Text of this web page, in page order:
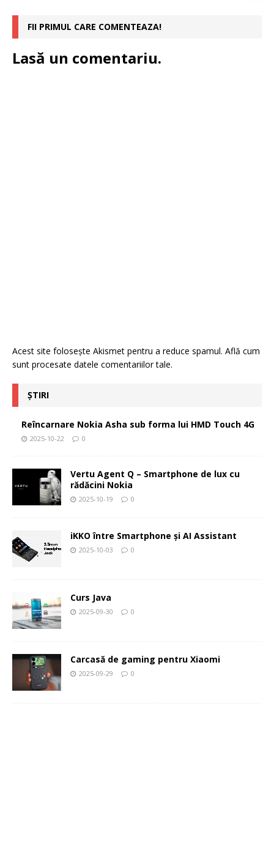
FII PRIMUL CARE COMENTEAZA!
Lasă un comentariu.
Acest site folosește Akismet pentru a reduce spamul. Află cum
sunt procesate datele comentariilor tale.
ȘTIRI
Reîncarnare Nokia Asha sub forma lui HMD Touch 4G
2025-10-22 0
Vertu Agent Q – Smartphone de lux cu
rădăcini Nokia
2025-10-19 0
iKKO între Smartphone și AI Assistant
2025-10-03 0
Curs Java
2025-09-30 0
Carcasă de gaming pentru Xiaomi
2025-09-29 0